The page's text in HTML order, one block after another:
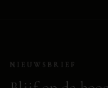
NIEUWSBRIEF